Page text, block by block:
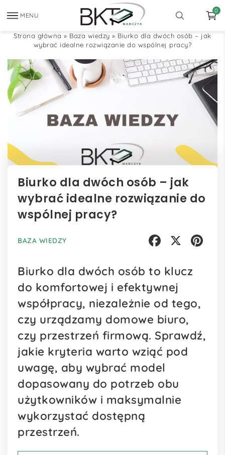
MENU
0
Strona główna » Baza wiedzy » Biurko dla dwóch osób – jak
wybrać idealne rozwiązanie do wspólnej pracy?
Biurko dla dwóch osób – jak
wybrać idealne rozwiązanie do
wspólnej pracy?
BAZA WIEDZY
Biurko dla dwóch osób to klucz
do komfortowej i efektywnej
współpracy, niezależnie od tego,
czy urządzamy domowe biuro,
czy przestrzeń firmową. Sprawdź,
jakie kryteria warto wziąć pod
uwagę, aby wybrać model
dopasowany do potrzeb obu
użytkowników i maksymalnie
wykorzystać dostępną
przestrzeń.